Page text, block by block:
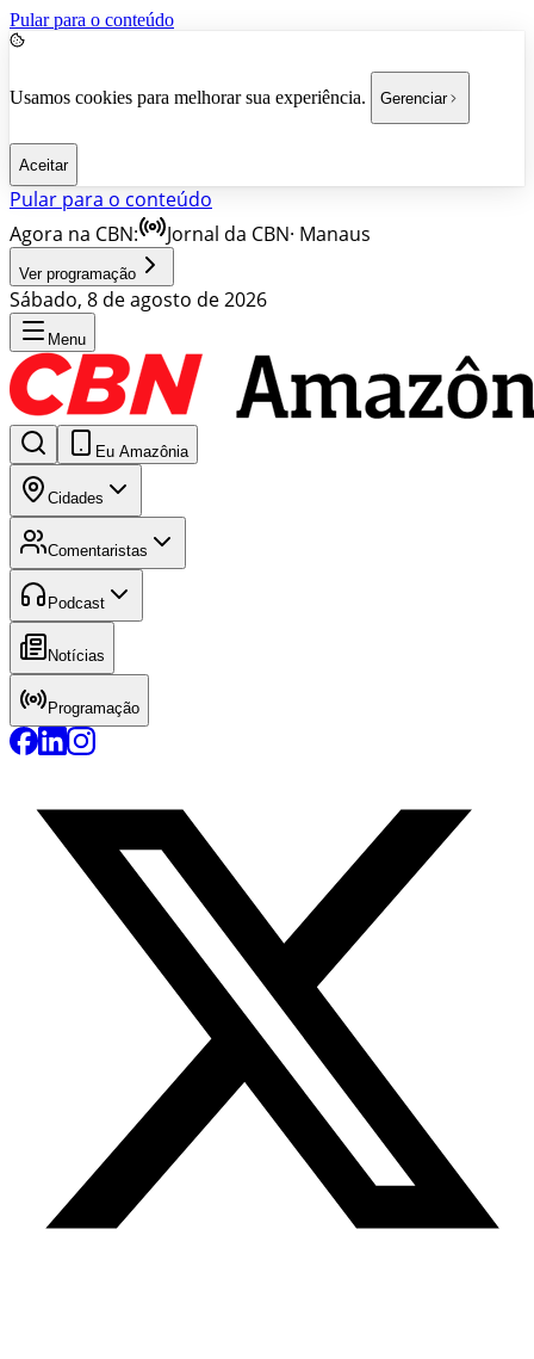
Pular para o conteúdo
Usamos cookies para melhorar sua experiência. Gerenciar
Aceitar
Pular para o conteúdo
Agora na CBN:
Jornal da CBN· Manaus
Ver programação
Sábado, 8 de agosto de 2026
Menu
Eu Amazônia
Cidades
Comentaristas
Podcast
Notícias
Programação